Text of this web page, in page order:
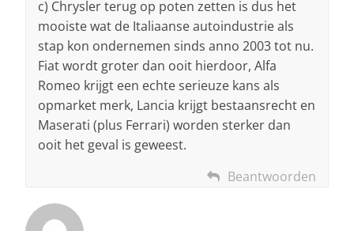
c) Chrysler terug op poten zetten is dus het
mooiste wat de Italiaanse autoindustrie als
stap kon ondernemen sinds anno 2003 tot nu.
Fiat wordt groter dan ooit hierdoor, Alfa
Romeo krijgt een echte serieuze kans als
opmarket merk, Lancia krijgt bestaansrecht en
Maserati (plus Ferrari) worden sterker dan
ooit het geval is geweest.
Beantwoorden